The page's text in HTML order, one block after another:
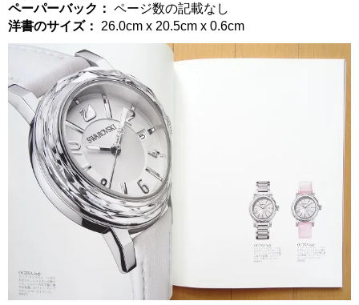
ペーパーバック： ページ数の記載なし
洋書のサイズ：
26.0cm x 20.5cm x 0.6cm